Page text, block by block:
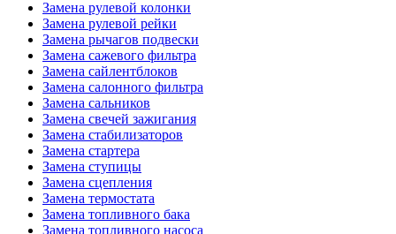
Замена рулевой колонки
Замена рулевой рейки
Замена рычагов подвески
Замена сажевого фильтра
Замена сайлентблоков
Замена салонного фильтра
Замена сальников
Замена свечей зажигания
Замена стабилизаторов
Замена стартера
Замена ступицы
Замена сцепления
Замена термостата
Замена топливного бака
Замена топливного насоса